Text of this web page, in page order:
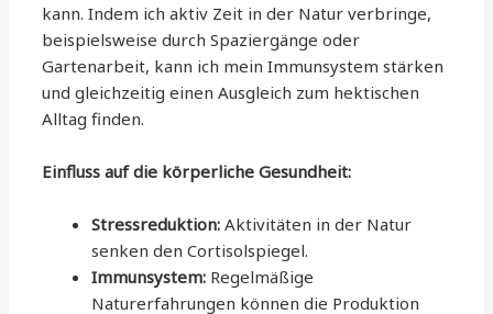
kann. Indem ich aktiv Zeit in der Natur verbringe,
beispielsweise durch Spaziergänge oder
Gartenarbeit, kann ich mein Immunsystem stärken
und gleichzeitig einen Ausgleich zum hektischen
Alltag finden.
Einfluss auf die körperliche Gesundheit:
Stressreduktion: Aktivitäten in der Natur
senken den Cortisolspiegel.
Immunsystem: Regelmäßige
Naturerfahrungen können die Produktion